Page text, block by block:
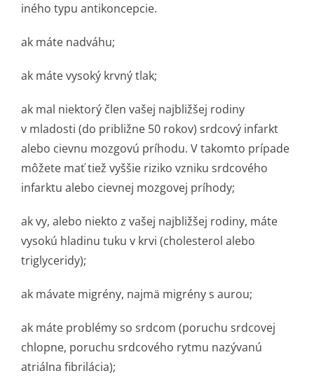
iného typu antikoncepcie.
ak máte nadváhu;
ak máte vysoký krvný tlak;
ak mal niektorý člen vašej najbližšej rodiny
v mladosti (do približne 50 rokov) srdcový infarkt
alebo cievnu mozgovú príhodu. V takomto prípade
môžete mať tiež vyššie riziko vzniku srdcového
infarktu alebo cievnej mozgovej príhody;
ak vy, alebo niekto z vašej najbližšej rodiny, máte
vysokú hladinu tuku v krvi (cholesterol alebo
triglyceridy);
ak mávate migrény, najmä migrény s aurou;
ak máte problémy so srdcom (poruchu srdcovej
chlopne, poruchu srdcového rytmu nazývanú
atriálna fibrilácia);